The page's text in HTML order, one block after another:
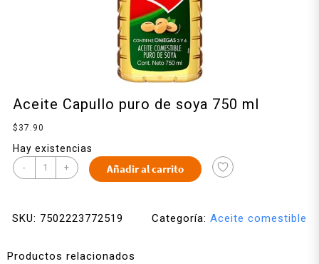
Aceite Capullo puro de soya 750 ml
$ 37.90
Hay existencias
- + Añadir al carrito
SKU: 7502223772519 Categoría: Aceite comestible
Productos relacionados